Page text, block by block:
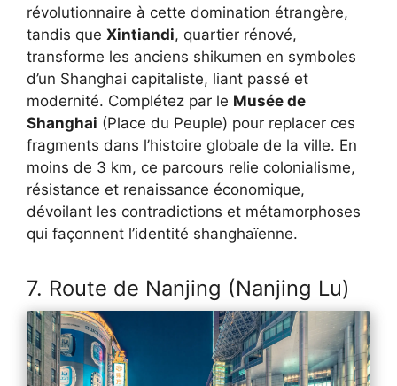
révolutionnaire à cette domination étrangère,
tandis que Xintiandi, quartier rénové,
transforme les anciens shikumen en symboles
d’un Shanghai capitaliste, liant passé et
modernité. Complétez par le Musée de
Shanghai (Place du Peuple) pour replacer ces
fragments dans l’histoire globale de la ville. En
moins de 3 km, ce parcours relie colonialisme,
résistance et renaissance économique,
dévoilant les contradictions et métamorphoses
qui façonnent l’identité shanghaïenne.
7. Route de Nanjing (Nanjing Lu)